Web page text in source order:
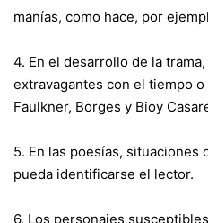
manías, como hace, por
4. En el desarrollo de la
extravagantes con el tiempo
Faulkner, Borges y Bioy
5. En las poesías, situaciones
pueda identificarse el lector.
6. Los personajes